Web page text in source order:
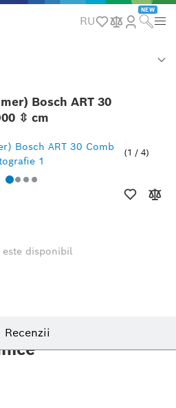
RU
NEW
Bosch ART 30
⇳ cm
1 / 4
este disponibil
Recenzii